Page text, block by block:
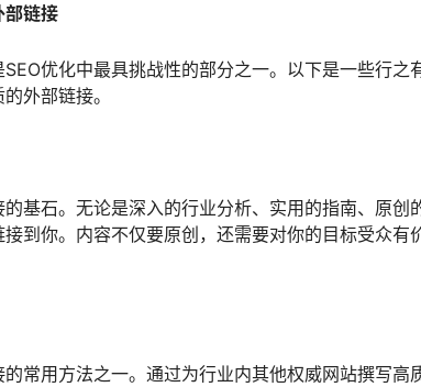
部链接
优化中最具挑战性的部分之一。以下是一些行
外部链接。
基石。无论是深入的行业分析、实用的指南、原创
到你。内容不仅要原创，还需要对你的目标受众有
常用方法之一。通过为行业内其他权威网站撰写高